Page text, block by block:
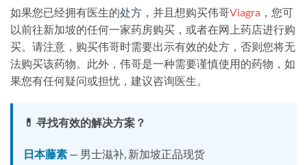
如果您已经拥有医生的处方 ，并且想购买伟哥Viagra ，您可
以前往新加坡的任何一家药房购买，或者在网上药店进行购
买。请注意，购买伟哥时需要出示有效的处方，否则您将无
法购买该药物。此外，伟哥是一种需要谨慎使用的药物，如
果您有任何疑问或担忧，建议咨询医生。
💊 寻找有效的解决方案？
日本藤素 — 男士滋补, 新加坡正品现货